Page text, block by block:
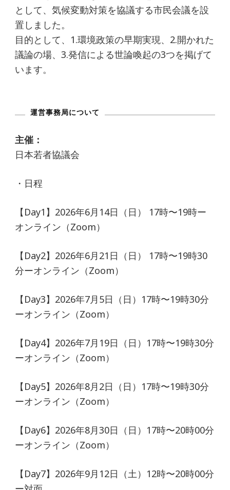
送
り
ジ
として、気候変動対策を協議する市民会議を設
置しました。
目的として、1.環境政策の早期実現、2.開かれた
議論の場、3.発信による世論喚起の3つを掲げて
います。
運営事務局について
主催：
日本若者協議会
・日程
【Day1】2026年6月14日（日） 17時〜19時ー
オンライン（Zoom）
【Day2】2026年6月21日（日） 17時〜19時30
分ーオンライン（Zoom）
【Day3】2026年7月5日（日）17時〜19時30分
ーオンライン（Zoom）
【Day4】2026年7月19日（日）17時〜19時30分
ーオンライン（Zoom）
【Day5】2026年8月2日（日）17時〜19時30分
ーオンライン（Zoom）
【Day6】2026年8月30日（日）17時〜20時00分
ーオンライン（Zoom）
【Day7】2026年9月12日（土）12時〜20時00分